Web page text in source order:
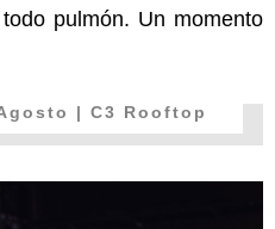
pulmón. Un momento
| C3 Rooftop